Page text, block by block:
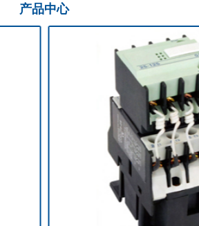
产品中心